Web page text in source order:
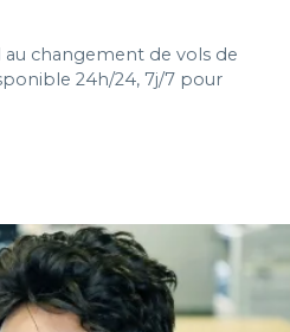
changement de vols de
24h/24, 7j/7 pour